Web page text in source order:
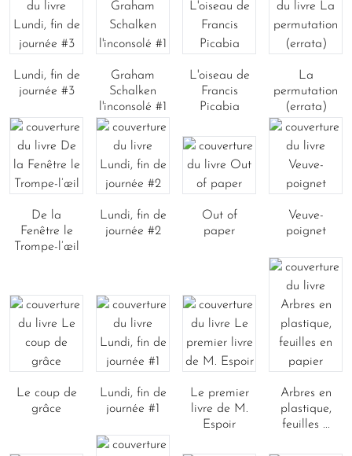
Lundi, fin de
journée #3
Graham
Schalken
l'inconsolé #1
L'oiseau de
Francis
Picabia
La
permutation
(errata)
De la
Fenêtre le
Trompe-l’œil
Lundi, fin de
journée #2
Out of
paper
Veuve-
poignet
Le coup de
grâce
Lundi, fin de
journée #1
Le premier
livre de M.
Espoir
Arbres en
plastique,
feuilles ...